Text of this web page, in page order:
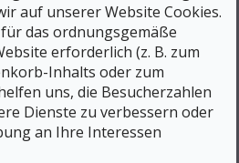
auf unserer Website Cookies.
das ordnungsgemäße
erforderlich (z. B. zum
Inhalts oder zum
uns, die Besucherzahlen
Dienste zu verbessern oder
an Ihre Interessen
55